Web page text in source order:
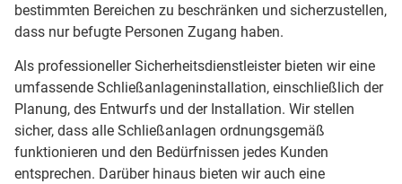
bestimmten Bereichen zu beschränken und sicherzustellen,
dass nur befugte Personen Zugang haben.
Als professioneller Sicherheitsdienstleister bieten wir eine
umfassende Schließanlageninstallation, einschließlich der
Planung, des Entwurfs und der Installation. Wir stellen
sicher, dass alle Schließanlagen ordnungsgemäß
funktionieren und den Bedürfnissen jedes Kunden
entsprechen. Darüber hinaus bieten wir auch eine